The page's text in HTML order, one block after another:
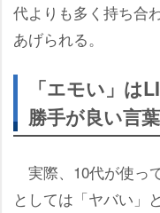
代よりも多く持ち合
あげられる。
「エモい」は
勝手が良い言葉
実際、10代が使っ
としては「ヤバい」